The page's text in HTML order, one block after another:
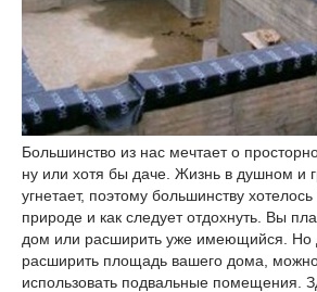
Большинство из нас мечтает о
ну или хотя бы даче. Жизнь в душном и
угнетает, поэтому большинству
природе и как следует отдохнуть. Вы
дом или расширить уже имеющийся. Но
расширить площадь вашего дома,
использовать подвальные помещения.